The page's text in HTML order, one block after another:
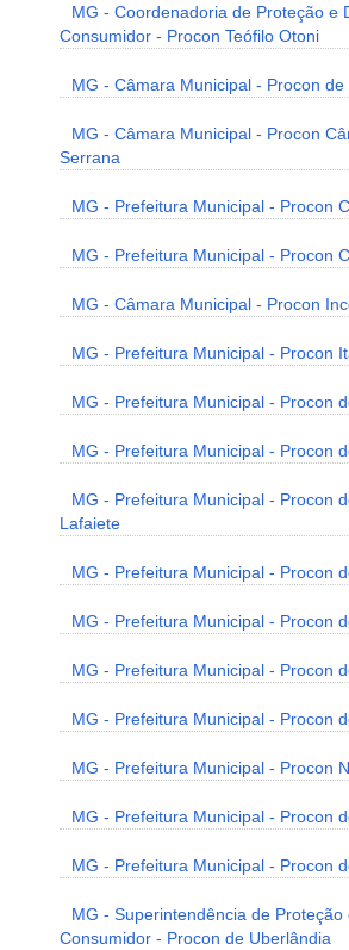
MG - Coordenadoria de Proteção e
Consumidor - Procon Teófilo Otoni
MG - Câmara Municipal - Procon
MG - Câmara Municipal - Procon
Serrana
MG - Prefeitura Municipal - Procon
MG - Prefeitura Municipal - Procon
MG - Câmara Municipal - Procon
MG - Prefeitura Municipal - Procon
MG - Prefeitura Municipal - Procon
MG - Prefeitura Municipal - Procon
MG - Prefeitura Municipal - Procon
Lafaiete
MG - Prefeitura Municipal - Procon
MG - Prefeitura Municipal - Procon
MG - Prefeitura Municipal - Procon
MG - Prefeitura Municipal - Procon
MG - Prefeitura Municipal - Procon
MG - Prefeitura Municipal - Procon
MG - Prefeitura Municipal - Procon
MG - Superintendência de Proteção
Consumidor - Procon de Uberlândia